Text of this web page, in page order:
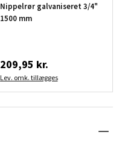
Nippelrør galvaniseret 3/4"
1500 mm
209,95 kr.
Lev. omk. tillægges